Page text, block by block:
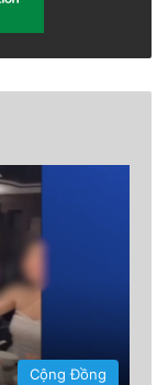
Cộng Đồng